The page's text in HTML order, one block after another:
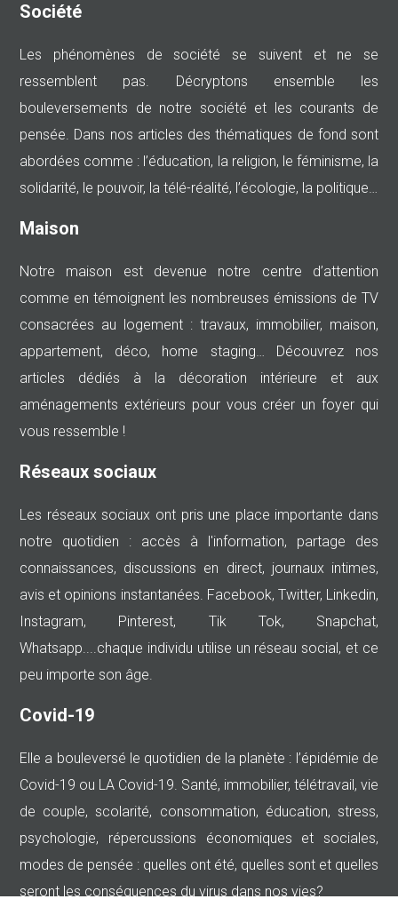
Société
Les phénomènes de société se suivent et ne se
ressemblent pas. Décryptons ensemble les
bouleversements de notre société et les courants de
pensée. Dans nos articles des thématiques de fond sont
abordées comme : l’éducation, la religion, le féminisme, la
solidarité, le pouvoir, la télé-réalité, l’écologie, la politique…
Maison
Notre maison est devenue notre centre d’attention
comme en témoignent les nombreuses émissions de TV
consacrées au logement : travaux, immobilier, maison,
appartement, déco, home staging… Découvrez nos
articles dédiés à la décoration intérieure et aux
aménagements extérieurs pour vous créer un foyer qui
vous ressemble !
Réseaux sociaux
Les réseaux sociaux ont pris une place importante dans
notre quotidien : accès à l'information, partage des
connaissances, discussions en direct, journaux intimes,
avis et opinions instantanées. Facebook, Twitter, Linkedin,
Instagram, Pinterest, Tik Tok, Snapchat,
Whatsapp....chaque individu utilise un réseau social, et ce
peu importe son âge.
Covid-19
Elle a bouleversé le quotidien de la planète : l’épidémie de
Covid-19 ou LA Covid-19. Santé, immobilier, télétravail, vie
de couple, scolarité, consommation, éducation, stress,
psychologie, répercussions économiques et sociales,
modes de pensée : quelles ont été, quelles sont et quelles
seront les conséquences du virus dans nos vies?